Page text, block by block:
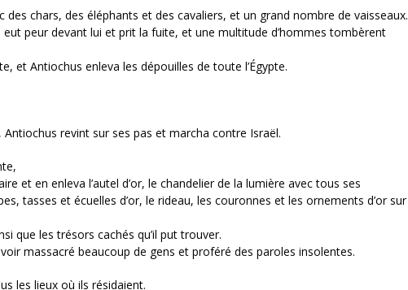
chars, des éléphants et des cavaliers, et un grand nombre de vaisseaux.
peur devant lui et prit la fuite, et une multitude d’hommes tombèrent
et Antiochus enleva les dépouilles de toute l’Égypte.
Antiochus revint sur ses pas et marcha contre Israël.
et en enleva l’autel d’or, le chandelier de la lumière avec tous ses
tasses et écuelles d’or, le rideau, les couronnes et les ornements d’or sur
que les trésors cachés qu’il put trouver.
massacré beaucoup de gens et proféré des paroles insolentes.
les lieux où ils résidaient.